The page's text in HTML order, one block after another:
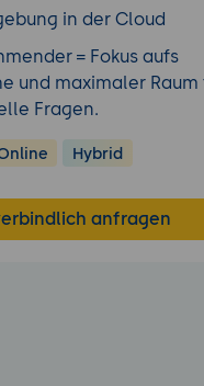
in der Cloud
= Fokus aufs
und maximaler Raum
Fragen.
Hybrid
anfragen